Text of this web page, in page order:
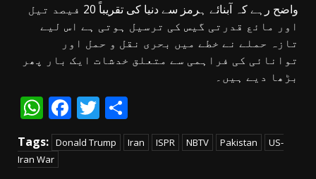
واضح رہے کہ آبنائے ہرمز سے دنیا کی تقریباً 20 فیصد تیل
اور مائع قدرتی گیس کی ترسیل ہوتی ہے اس لیے
تازہ حملے نے خطے میں بحری نقل و حمل اور
توانائی کی فراہمی سے متعلق خدشات ایک بار پھر
بڑھا دیے ہیں۔
WhatsApp
Facebook
Twitter
Tags: Donald Trump Iran ISPR NBTV Pakistan
US-
Iran War